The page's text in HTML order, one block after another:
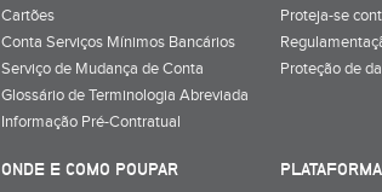
Cartões
Conta Serviços Mínimos Bancários
Serviço de Mudança de Conta
Glossário de Terminologia Abreviada
Informação Pré-Contratual
Proteja-se
Proteção de
ONDE E COMO POUPAR